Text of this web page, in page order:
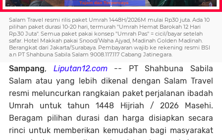
Salam Travel resmi rilis paket Umrah 1448H/2026M mulai Rp30 juta. Ada 10
pilihan paket durasi 10-20 hari, termurah "Umrah Hemat Barokah 12 Hari
Rp.30 Juta". Semua paket pakai konsep "Umrah Pas" = cicil/bayar setelah
safar. Hotel Makkah pakai Snood/Waha Ajyad, Madinah Golden Madinah.
Berangkat dari Jakarta/Surabaya. Pembayaran wajib ke rekening resmi BSI
a.n PT Shahbuna Sabila Salam 9008.117.117 Cabang Jatinegara.
Sampang, Liputan12.com-- PT Shahbuna Sabila
Salam atau yang lebih dikenal dengan Salam Travel
resmi meluncurkan rangkaian paket perjalanan ibadah
Umrah untuk tahun 1448 Hijriah / 2026 Masehi.
Beragam pilihan durasi dan harga disiapkan secara
rinci untuk memberikan kemudahan bagi masyarakat